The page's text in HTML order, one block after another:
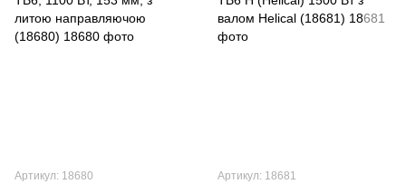
Артикул: 18680 Артикул: 18681